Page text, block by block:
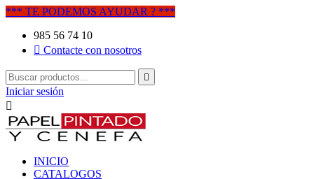
*** TE PODEMOS AYUDAR ? ***
985 56 74 10
 Contacte con nosotros

Iniciar sesión

INICIO
CATALOGOS